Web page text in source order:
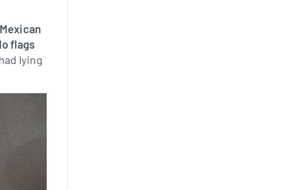
Mexican
flags
lying